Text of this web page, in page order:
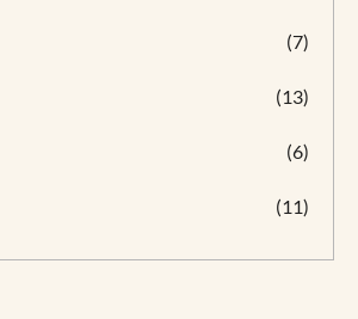
(7)
(13)
(6)
(11)